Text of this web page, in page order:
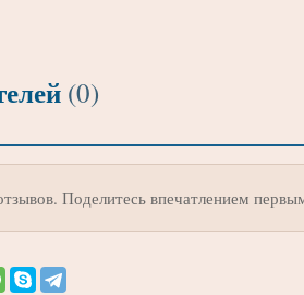
(0)
Поделитесь впечатлением